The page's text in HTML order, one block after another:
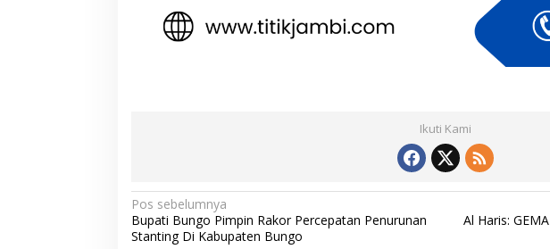
Ikuti Kami
N
a
Pos sebelumnya
Bupati Bungo Pimpin Rakor Percepatan Penurunan
Stanting Di Kabupaten Bungo
Al Haris: